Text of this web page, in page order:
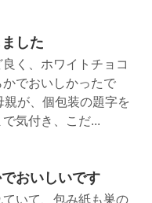
した
く、ホワイトチョコ
でおいしかったで
が、個包装の題字を
気付き、こだ...
おいしいです
いて、包み紙も巣の